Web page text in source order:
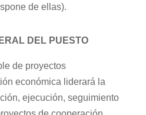
de ellas).
DEL PUESTO
de proyectos
económica liderará la
ejecución, seguimiento